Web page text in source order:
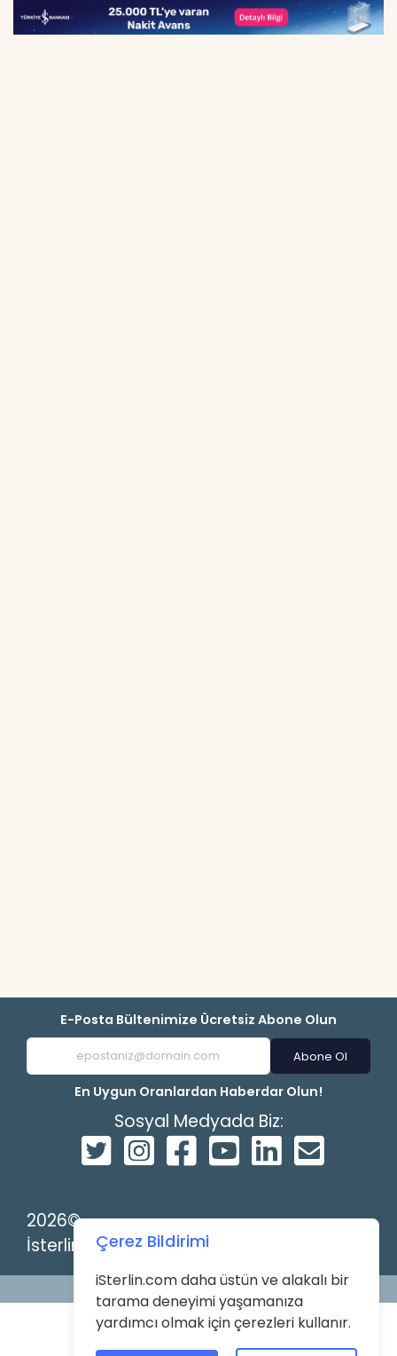
E-Posta Bültenimize Ücretsiz Abone Olun
Abone Ol
En Uygun Oranlardan Haberdar Olun!
Sosyal Medyada Biz:
2026©
İsterlin
Powered by
Çerez Bildirimi
iSterlin.com daha üstün ve alakalı bir
tarama deneyimi yaşamanıza
yardımcı olmak için çerezleri kullanır.